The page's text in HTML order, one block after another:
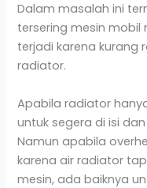
Dalam masalah ini
tersering mesin mobil
terjadi karena kurang
radiator.
Apabila radiator
untuk segera di isi
Namun apabila
karena air radiator
mesin, ada baiknya